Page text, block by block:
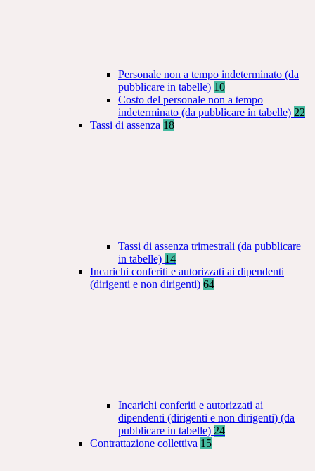
Personale non a tempo indeterminato (da
pubblicare in tabelle) 10
Costo del personale non a tempo
indeterminato (da pubblicare in tabelle) 22
Tassi di assenza 18
Tassi di assenza trimestrali (da pubblicare
in tabelle) 14
Incarichi conferiti e autorizzati ai dipendenti
(dirigenti e non dirigenti) 64
Incarichi conferiti e autorizzati ai
dipendenti (dirigenti e non dirigenti) (da
pubblicare in tabelle) 24
Contrattazione collettiva 15